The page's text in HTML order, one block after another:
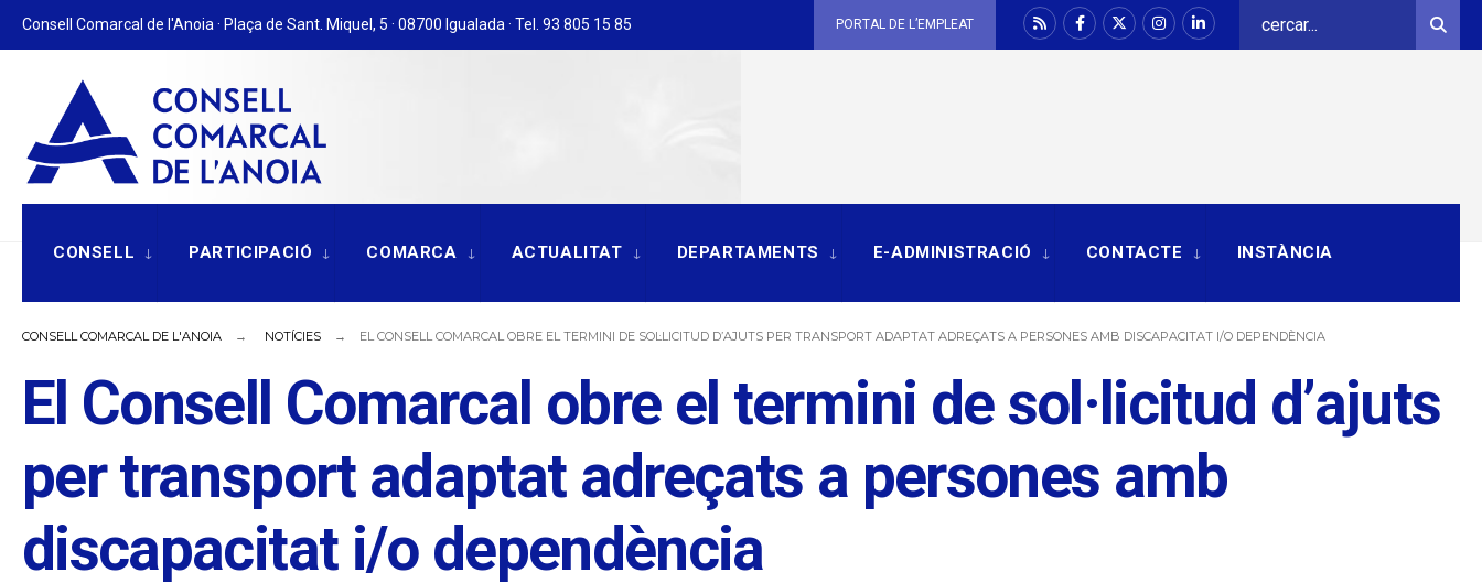
Skip
to
Consell Comarcal de l'Anoia · Plaça de Sant. Miquel, 5 · 08700 Igualada · Tel. 93 805 15 85
for:
PORTAL DE L’EMPLEAT
CONSELL PARTICIPACIÓ COMARCA ACTUALITAT DEPARTAMENTS E-ADMINISTRACIÓ CONTACTE INSTÀNCIA
CONSELL COMARCAL DE L'ANOIA NOTÍCIES EL CONSELL COMARCAL OBRE EL TERMINI DE SOL·LICITUD D’AJUTS PER TRANSPORT ADAPTAT ADREÇATS A PERSONES AMB DISCAPACITAT I/O DEPENDÈNCIA
El Consell Comarcal obre el termini de sol·licitud d’ajuts
per transport adaptat adreçats a persones amb
discapacitat i/o dependència